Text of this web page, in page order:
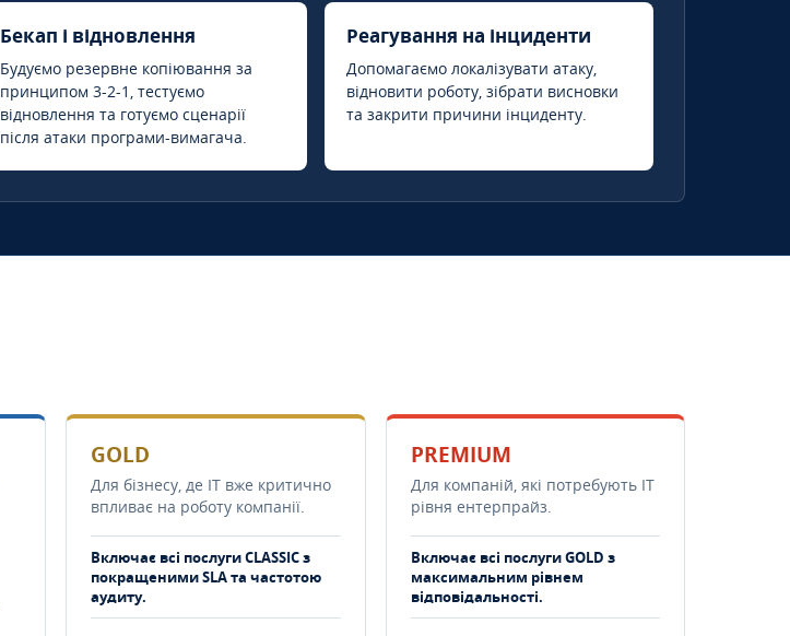
Бекап і відновлення
Будуємо резервне копіювання за
принципом 3-2-1, тестуємо
відновлення та готуємо сценарії
після атаки програми-вимагача.
Реагування на інциденти
Допомагаємо локалізувати атаку,
відновити роботу, зібрати висновки
та закрити причини інциденту.
GOLD
Для бізнесу, де IT вже критично
впливає на роботу компанії.
Включає всі послуги CLASSIC з
покращеними SLA та частотою
аудиту.
PREMIUM
Для компаній, які потребують ІТ
рівня ентерпрайз.
Включає всі послуги GOLD з
максимальним рівнем
відповідальності.